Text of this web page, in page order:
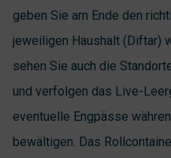
geben Sie am Ende den
jeweiligen Haushalt (Diftar)
sehen Sie auch die
und verfolgen das Live-
eventuelle Engpässe
bewältigen. Das